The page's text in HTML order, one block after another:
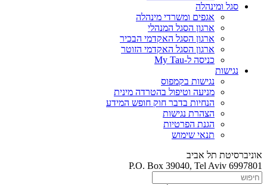
סגל ומינהלה
אגפים ומשרדי מינהלה
ארגון הסגל המנהלי
ארגון הסגל האקדמי הבכיר
ארגון הסגל האקדמי הזוטר
כניסה ל-My Tau
נגישות
נגישות בקמפוס
מניעה וטיפול בהטרדה מינית
הנחיות בדבר חוק חופש המידע
הצהרת נגישות
הגנת הפרטיות
תנאי שימוש
אוניברסיטת תל אביב
P.O. Box 39040, Tel Aviv 6997801